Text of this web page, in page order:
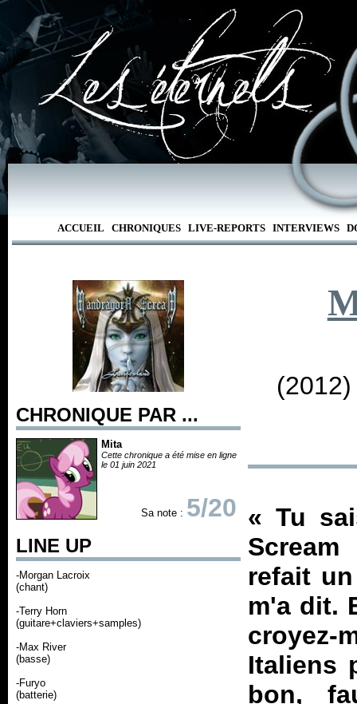
ACCUEIL CHRONIQUES LIVE-REPORTS INTERVIEWS
CHRONIQUE PAR ...
Mita
Cette chronique a été mise en ligne
le 01 juin 2021
Sa note : 5/20
LINE UP
-Morgan Lacroix
(chant)
-Terry Horn
(guitare+claviers+samples)
-Max River
(basse)
-Furyo
(batterie)
«Tu
refait
m'a dit.
croyez-
Italiens
bon,